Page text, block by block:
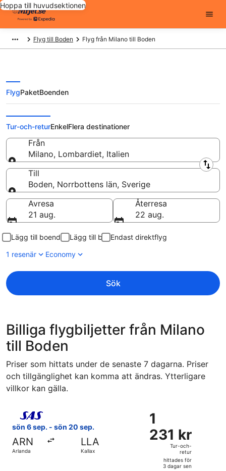
Hoppa till huvudsektionen
Flyg till Boden Flyg från Milano till Boden
Flyg från Milano till Boden från
FlygPaketBoenden
Tur-och-returEnkelFlera destinationer
Från
Milano, Lombardiet, Italien
Från
Till
Boden, Norrbottens län, Sverige
Till
Avresa
21 aug.
Återresa
22 aug.
Lägg till boende Lägg till bil
Endast direktflyg
1 resenär
Economy
Sök
Billiga flygbiljetter från Milano
till Boden
Priser som hittats under de senaste 7 dagarna. Priser
och tillgänglighet kan komma att ändras. Ytterligare
villkor kan gälla.
sön 6 sep. - sön 20 sep.
ARN
Arlanda
LLA
Kallax
1
231 kr
Tur-
retur,
hittades
1
231 kr
Tur-och-
retur
hittades för
3 dagar sen
Välj flyg med Scandinavian Airlines, med avresa sön 6